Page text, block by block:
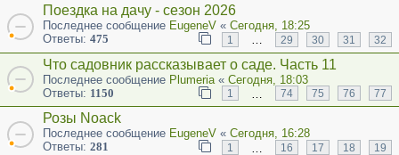
Поездка на дачу - сезон 2026
Последнее сообщение EugeneV « Сегодня, 18:25
Ответы: 475 1 29 30 31 32
Что садовник рассказывает о саде. Часть 11
Последнее сообщение Plumeria « Сегодня, 18:03
Ответы: 1150 1 74 75 76 77
Розы Noack
Последнее сообщение EugeneV « Сегодня, 16:28
Ответы: 281 1 16 17 18 19